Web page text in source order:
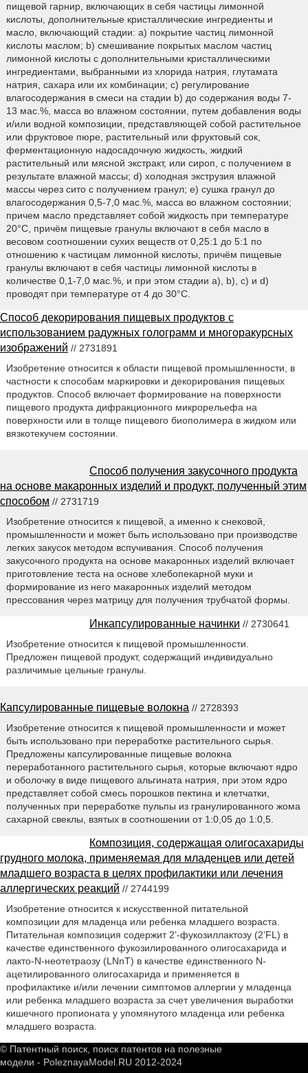
пищевой гарнир, включающих в себя частицы лимонной
кислоты, дополнительные кристаллические ингредиенты и
масло, включающий стадии: a) покрытие частиц лимонной
кислоты маслом; b) смешивание покрытых маслом частиц
лимонной кислоты с дополнительными кристаллическими
ингредиентами, выбранными из хлорида натрия, глутамата
натрия, сахара или их комбинации; c) регулирование
влагосодержания в смеси на стадии b) до содержания воды 7-
13 мас.%, масса во влажном состоянии, путем добавления воды
и/или водной композиции, представляющей собой растительное
или фруктовое пюре, растительный или фруктовый сок,
ферментационную надосадочную жидкость, жидкий
растительный или мясной экстракт, или сироп, с получением в
результате влажной массы; d) холодная экструзия влажной
массы через сито с получением гранул; e) сушка гранул до
влагосодержания 0,5-7,0 мас.%, масса во влажном состоянии;
причем масло представляет собой жидкость при температуре
20°С, причём пищевые гранулы включают в себя масло в
весовом соотношении сухих веществ от 0,25:1 до 5:1 по
отношению к частицам лимонной кислоты, причём пищевые
гранулы включают в себя частицы лимонной кислоты в
количестве 0,1-7,0 мас.%, и при этом стадии a), b), c) и d)
проводят при температуре от 4 до 30°С.
Способ декорирования пищевых продуктов с
использованием радужных голограмм и многоракурсных
изображений // 2731891
Изобретение относится к области пищевой промышленности, в
частности к способам маркировки и декорирования пищевых
продуктов. Способ включает формирование на поверхности
пищевого продукта дифракционного микрорельефа на
поверхности или в толще пищевого биополимера в жидком или
вязкотекучем состоянии.
Способ получения закусочного продукта
на основе макаронных изделий и продукт, полученный этим
способом // 2731719
Изобретение относится к пищевой, а именно к снековой,
промышленности и может быть использовано при производстве
легких закусок методом вспучивания. Способ получения
закусочного продукта на основе макаронных изделий включает
приготовление теста на основе хлебопекарной муки и
формирование из него макаронных изделий методом
прессования через матрицу для получения трубчатой формы.
Инкапсулированные начинки // 2730641
Изобретение относится к пищевой промышленности.
Предложен пищевой продукт, содержащий индивидуально
различимые цельные гранулы.
Капсулированные пищевые волокна // 2728393
Изобретение относится к пищевой промышленности и может
быть использовано при переработке растительного сырья.
Предложены капсулированные пищевые волокна
переработанного растительного сырья, которые включают ядро
и оболочку в виде пищевого альгината натрия, при этом ядро
представляет собой смесь порошков пектина и клетчатки,
полученных при переработке пульпы из гранулированного жома
сахарной свеклы, взятых в соотношении от 1:0,05 до 1:0,5.
Композиция, содержащая олигосахариды
грудного молока, применяемая для младенцев или детей
младшего возраста в целях профилактики или лечения
аллергических реакций // 2744199
Изобретение относится к искусственной питательной
композиции для младенца или ребенка младшего возраста.
Питательная композиция содержит 2’-фукозиллактозу (2’FL) в
качестве единственного фукозилированного олигосахарида и
лакто-N-неотетраозу (LNnT) в качестве единственного N-
ацетилированного олигосахарида и применяется в
профилактике и/или лечении симптомов аллергии у младенца
или ребенка младшего возраста за счет увеличения выработки
кишечного пропионата у упомянутого младенца или ребенка
младшего возраста.
© Патентный поиск, поиск патентов на полезные
модели - PoleznayaModel.RU 2012-2024